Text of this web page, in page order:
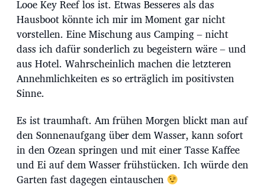
g
s
d
a
t
u
m
Looe Key Reef los ist. Etwas Besseres als das
Hausboot könnte ich mir im Moment gar nicht
vorstellen. Eine Mischung aus Camping – nicht
dass ich dafür sonderlich zu begeistern wäre – und
aus Hotel. Wahrscheinlich machen die letzteren
Annehmlichkeiten es so erträglich im positivsten
Sinne.
Es ist traumhaft. Am frühen Morgen blickt man auf
den Sonnenaufgang über dem Wasser, kann sofort
in den Ozean springen und mit einer Tasse Kaffee
und Ei auf dem Wasser frühstücken. Ich würde den
Garten fast dagegen eintauschen